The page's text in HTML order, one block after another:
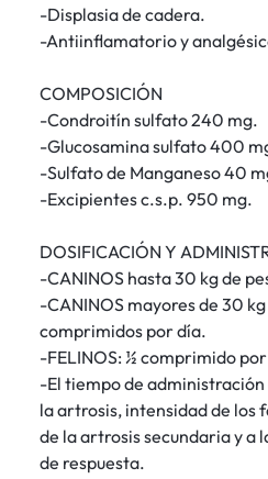
-Displasia de cadera.
-Antiinflamatorio y
COMPOSICIÓN
-Condroitín sulfato 240 mg.
-Glucosamina sulfato 400
-Sulfato de Manganeso 40
-Excipientes c.s.p. 950 mg.
DOSIFICACIÓN Y
-CANINOS hasta 30 kg de
-CANINOS mayores de 30 kg
comprimidos por día.
-FELINOS: ½ comprimido
-El tiempo de
la artrosis, intensidad de los
de la artrosis secundaria y a
de respuesta.